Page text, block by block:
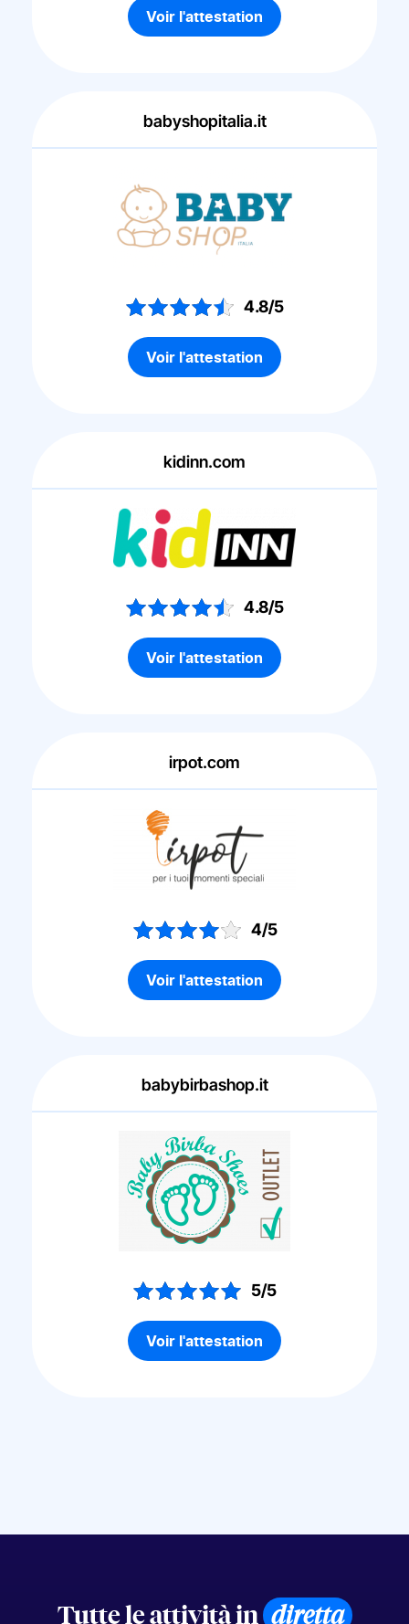
Voir l'attestation
babyshopitalia.it
4.8/5
Voir l'attestation
kidinn.com
4.8/5
Voir l'attestation
irpot.com
4/5
Voir l'attestation
babybirbashop.it
5/5
Voir l'attestation
Tutte le attività in diretta